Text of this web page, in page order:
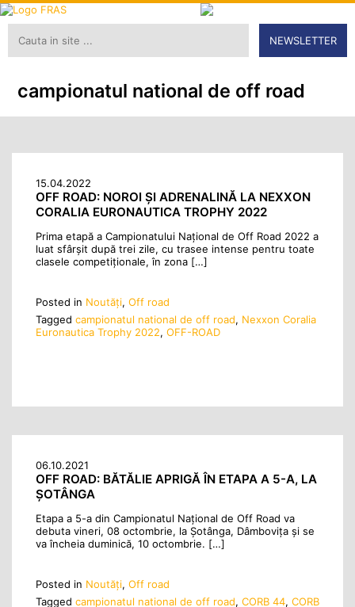
NEWSLETTER
campionatul national de off road
15.04.2022
OFF ROAD: NOROI ŞI ADRENALINĂ LA NEXXON
CORALIA EURONAUTICA TROPHY 2022
Prima etapă a Campionatului Național de Off Road 2022 a
luat sfârșit după trei zile, cu trasee intense pentru toate
clasele competiționale, în zona […]
Posted in Noutăţi, Off road
Tagged campionatul national de off road, Nexxon Coralia
Euronautica Trophy 2022, OFF-ROAD
06.10.2021
OFF ROAD: BĂTĂLIE APRIGĂ ÎN ETAPA A 5-A, LA
ȘOTÂNGA
Etapa a 5-a din Campionatul Național de Off Road va
debuta vineri, 08 octombrie, la Șotânga, Dâmbovița și se
va încheia duminică, 10 octombrie. […]
Posted in Noutăţi, Off road
Tagged campionatul national de off road, CORB 44, CORB